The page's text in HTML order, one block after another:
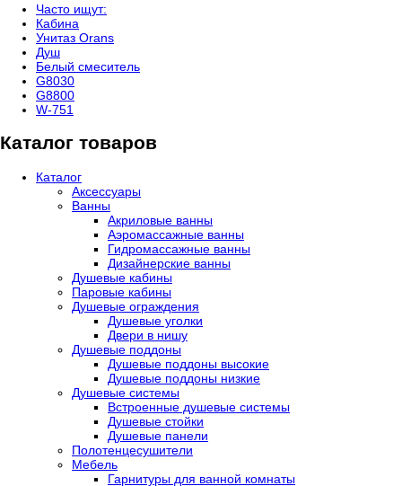
Часто ищут:
Кабина
Унитаз Orans
Душ
Белый смеситель
G8030
G8800
W-751
Каталог товаров
Каталог
Аксессуары
Ванны
Акриловые ванны
Аэромассажные ванны
Гидромассажные ванны
Дизайнерские ванны
Душевые кабины
Паровые кабины
Душевые ограждения
Душевые уголки
Двери в нишу
Душевые поддоны
Душевые поддоны высокие
Душевые поддоны низкие
Душевые системы
Встроенные душевые системы
Душевые стойки
Душевые панели
Полотенцесушители
Мебель
Гарнитуры для ванной комнаты